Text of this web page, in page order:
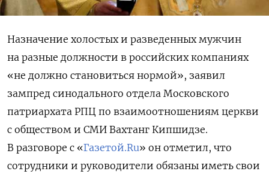
Назначение холостых и разведенных мужчин
на разные должности в российских компаниях
«не должно становиться нормой», заявил
зампред синодального отдела Московского
патриархата РПЦ по взаимоотношениям церкви
с обществом и СМИ Вахтанг Кипшидзе.
В разговоре с «Газетой.Ru» он отметил, что
сотрудники и руководители обязаны иметь свои